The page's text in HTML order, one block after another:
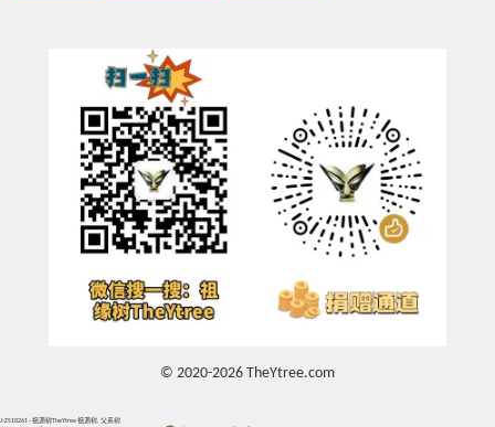
© 2020-2026 TheYtree.com
J-ZS10261 - 祖源树TheYtree 祖源树, 父系树